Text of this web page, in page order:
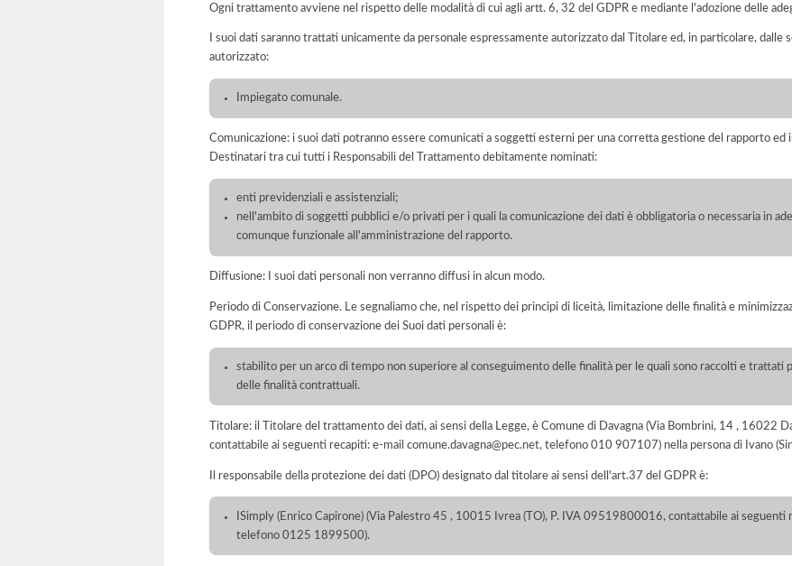
Ogni trattamento avviene nel rispetto delle modalità di cui agli artt. 6, 32 del GDPR e mediante l'adozione delle
I suoi dati saranno trattati unicamente da personale espressamente autorizzato dal Titolare ed, in particolare, dalle
autorizzato:
Impiegato comunale.
Comunicazione: i suoi dati potranno essere comunicati a soggetti esterni per una corretta gestione del rapporto ed
Destinatari tra cui tutti i Responsabili del Trattamento debitamente nominati:
enti previdenziali e assistenziali;
nell'ambito di soggetti pubblici e/o privati per i quali la comunicazione dei dati è obbligatoria o necessaria in
comunque funzionale all'amministrazione del rapporto.
Diffusione: I suoi dati personali non verranno diffusi in alcun modo.
Periodo di Conservazione. Le segnaliamo che, nel rispetto dei principi di liceità, limitazione delle finalità e
GDPR, il periodo di conservazione dei Suoi dati personali è:
stabilito per un arco di tempo non superiore al conseguimento delle finalità per le quali sono raccolti e trattati
delle finalità contrattuali.
Titolare: il Titolare del trattamento dei dati, ai sensi della Legge, è Comune di Davagna (Via Bombrini, 14 , 16022
contattabile ai seguenti recapiti: e-mail comune.davagna@pec.net, telefono 010 907107) nella persona di Ivano
Il responsabile della protezione dei dati (DPO) designato dal titolare ai sensi dell'art.37 del GDPR è:
ISimply (Enrico Capirone) (Via Palestro 45 , 10015 Ivrea (TO), P. IVA 09519800016, contattabile ai seguenti
telefono 0125 1899500).